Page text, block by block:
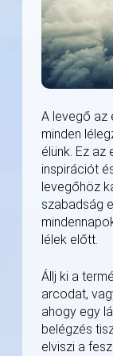
A levegő az
minden
élünk. Ez
inspirációt
levegőhöz
szabadság
lélek előtt.
Állj ki a
arcodat,
ahogy egy
belégzés
elviszi a